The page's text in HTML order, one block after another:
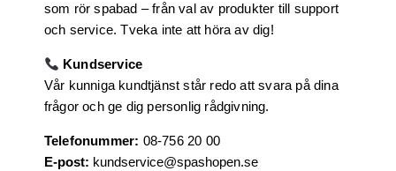
som rör spabad – från val av produkter till support
och service. Tveka inte att höra av dig!
Kundservice
Vår kunniga kundtjänst står redo att svara på dina
frågor och ge dig personlig rådgivning.
Telefonummer: 08-756 20 00
E-post: kundservice@spashopen.se